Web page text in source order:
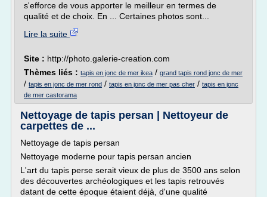
s'efforce de vous apporter le meilleur en termes de
qualité et de choix. En ... Certaines photos sont...
Lire la suite
Site : http://photo.galerie-creation.com
Thèmes liés : tapis en jonc de mer ikea / grand tapis rond jonc de mer
/ tapis en jonc de mer rond / tapis en jonc de mer pas cher / tapis en jonc
de mer castorama
Nettoyage de tapis persan | Nettoyeur de
carpettes de ...
Nettoyage de tapis persan
Nettoyage moderne pour tapis persan ancien
L'art du tapis perse serait vieux de plus de 3500 ans selon
des découvertes archéologiques et les tapis retrouvés
datant de cette époque étaient déjà, d'une qualité